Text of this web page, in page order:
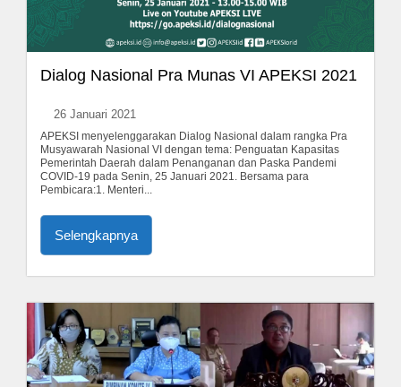
Dialog Nasional Pra Munas VI APEKSI 2021
26 Januari 2021
APEKSI menyelenggarakan Dialog Nasional dalam rangka Pra
Musyawarah Nasional VI dengan tema: Penguatan Kapasitas
Pemerintah Daerah dalam Penanganan dan Paska Pandemi
COVID-19 pada Senin, 25 Januari 2021. Bersama para
Pembicara:1. Menteri...
Selengkapnya